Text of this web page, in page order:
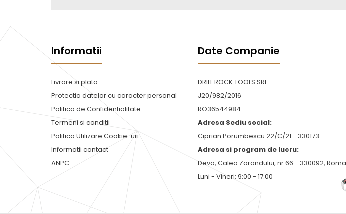
Informatii
Livrare si plata
Protectia datelor cu caracter personal
Politica de Confidentialitate
Termeni si conditii
Politica Utilizare Cookie-uri
Informatii contact
ANPC
Date Companie
DRILL ROCK TOOLS SRL
J20/982/2016
RO36544984
Adresa Sediu social:
Ciprian Porumbescu 22/C/21 - 330173
Adresa si program de lucru:
Deva, Calea Zarandului, nr.66 - 330092,
Luni - Vineri: 9:00 - 17:00